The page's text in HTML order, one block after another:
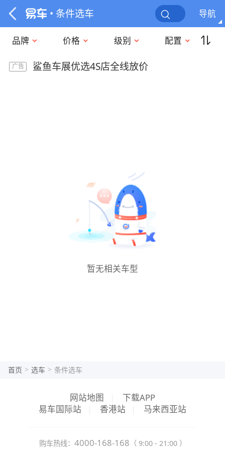
• 条件选车 导航
品牌 价格 级别 配置
广告 鲨鱼车展优选4S店全线放价
暂无相关车型
首页 > 选车 > 条件选车
网站地图
下载APP
易车国际站
香港站 马来西亚站
购车热线： 4000-168-168 （ 9:00 - 21:00 ）